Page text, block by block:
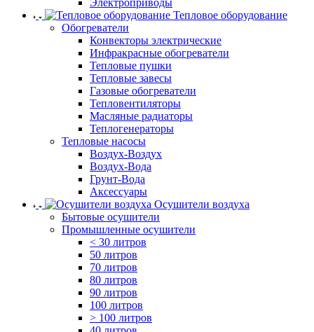
Электроприводы
Тепловое оборудование
Обогреватели
Конвекторы электрические
Инфракрасные обогреватели
Тепловые пушки
Тепловые завесы
Газовые обогреватели
Тепловентиляторы
Масляные радиаторы
Теплогенераторы
Тепловые насосы
Воздух-Воздух
Воздух-Вода
Грунт-Вода
Аксессуары
Осушители воздуха
Бытовые осушители
Промышленные осушители
< 30 литров
50 литров
70 литров
80 литров
90 литров
100 литров
> 100 литров